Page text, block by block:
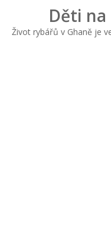
Děti na
Život rybářů v Ghaně je